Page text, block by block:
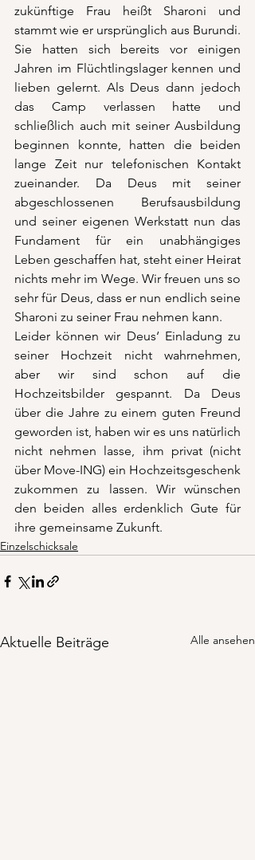
zukünftige Frau heißt Sharoni und
stammt wie er ursprünglich aus Burundi.
Sie hatten sich bereits vor einigen
Jahren im Flüchtlingslager kennen und
lieben gelernt. Als Deus dann jedoch
das Camp verlassen hatte und
schließlich auch mit seiner Ausbildung
beginnen konnte, hatten die beiden
lange Zeit nur telefonischen Kontakt
zueinander. Da Deus mit seiner
abgeschlossenen Berufsausbildung
und seiner eigenen Werkstatt nun das
Fundament für ein unabhängiges
Leben geschaffen hat, steht einer Heirat
nichts mehr im Wege. Wir freuen uns so
sehr für Deus, dass er nun endlich seine
Sharoni zu seiner Frau nehmen kann.
Leider können wir Deus‘ Einladung zu
seiner Hochzeit nicht wahrnehmen,
aber wir sind schon auf die
Hochzeitsbilder gespannt. Da Deus
über die Jahre zu einem guten Freund
geworden ist, haben wir es uns natürlich
nicht nehmen lasse, ihm privat (nicht
über Move-ING) ein Hochzeitsgeschenk
zukommen zu lassen. Wir wünschen
den beiden alles erdenklich Gute für
ihre gemeinsame Zukunft.
Einzelschicksale
Aktuelle Beiträge Alle ansehen